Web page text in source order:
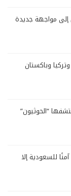
إلى مواجهة جديدة
وباكستان
“الحوثيون”
للسعودية إلا